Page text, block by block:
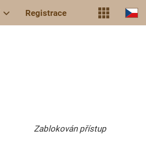
Registrace
Zablokován přístup